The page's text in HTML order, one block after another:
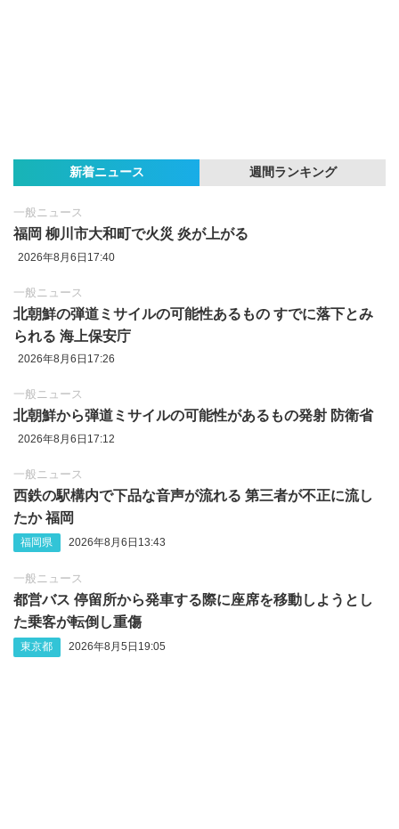
新着ニュース 週間ランキング
一般ニュース
福岡 柳川市大和町で火災 炎が上がる
2026年8月6日17:40
一般ニュース
北朝鮮の弾道ミサイルの可能性あるもの すでに落下とみ
られる 海上保安庁
2026年8月6日17:26
一般ニュース
北朝鮮から弾道ミサイルの可能性があるもの発射 防衛省
2026年8月6日17:12
一般ニュース
西鉄の駅構内で下品な音声が流れる 第三者が不正に流し
たか 福岡
福岡県 2026年8月6日13:43
一般ニュース
都営バス 停留所から発車する際に座席を移動しようとし
た乗客が転倒し重傷
東京都 2026年8月5日19:05